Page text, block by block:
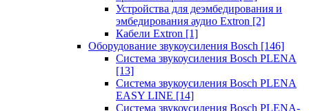
Устройства для деэмбедирования и
эмбедирования аудио Extron [2]
Кабели Extron [1]
Оборудование звукоусиления Bosch [146]
Система звукоусиления Bosch PLENA
[13]
Система звукоусиления Bosch PLENA
EASY LINE [14]
Система звукоусиления Bosch PLENA-